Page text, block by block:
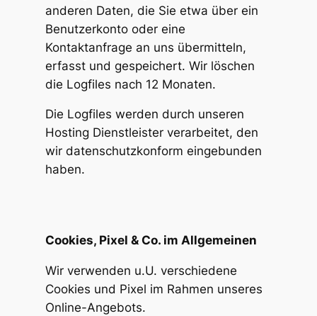
anderen Daten, die Sie etwa über ein
Benutzerkonto oder eine
Kontaktanfrage an uns übermitteln,
erfasst und gespeichert. Wir löschen
die Logfiles nach 12 Monaten.
Die Logfiles werden durch unseren
Hosting Dienstleister verarbeitet, den
wir datenschutzkonform eingebunden
haben.
Cookies, Pixel & Co. im Allgemeinen
Wir verwenden u.U. verschiedene
Cookies und Pixel im Rahmen unseres
Online-Angebots.